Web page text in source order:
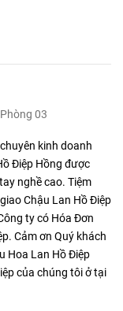
03
kinh doanh
Điệp Hồng được
nghề cao. Tiệm
Chậu Lan Hồ Điệp
ty có Hóa Đơn
Cảm ơn Quý khách
Hoa Lan Hồ Điệp
của chúng tôi ở tại